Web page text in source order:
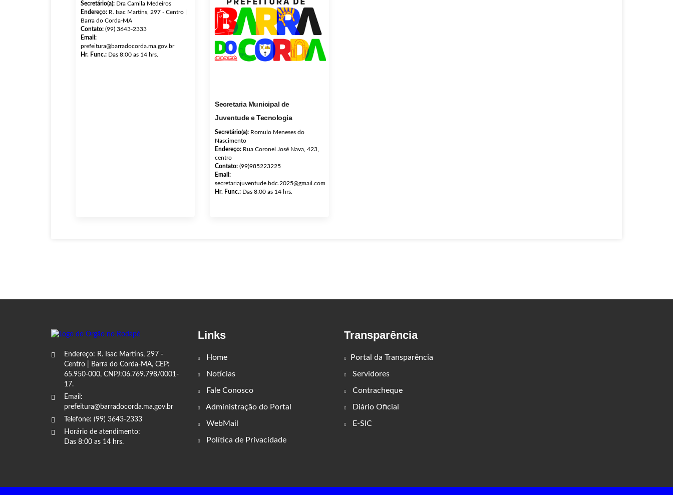
Secretário(a): Dra Camila Medeiros
Endereço: R. Isac Martins, 297 - Centro |
Barra do Corda-MA
Contato: (99) 3643-2333
Email:
prefeitura@barradocorda.ma.gov.br
Hr. Func.: Das 8:00 as 14 hrs.
Secretaria Municipal de
Juventude e Tecnologia
Secretário(a): Romulo Meneses do
Nascimento
Endereço: Rua Coronel José Nava, 423,
centro
Contato: (99)985223225
Email:
secretariajuventude.bdc.2025@gmail.com
Hr. Func.: Das 8:00 as 14 hrs.
Endereço: R. Isac Martins, 297 -
Centro | Barra do Corda-MA, CEP:
65.950-000, CNPJ:06.769.798/0001-
17.
Email:
prefeitura@barradocorda.ma.gov.br
Telefone: (99) 3643-2333
Horário de atendimento:
Das 8:00 as 14 hrs.
Links
Home
Notícias
Fale Conosco
Administração do Portal
WebMail
Política de Privacidade
Transparência
Portal da Transparência
Servidores
Contracheque
Diário Oficial
E-SIC